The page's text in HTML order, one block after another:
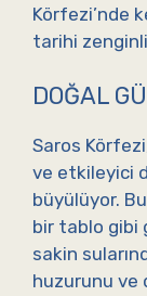
Körfezi’nde
tarihi
DOĞAL
Saros
ve etkileyici
büyülüyor.
bir tablo gibi
sakin
huzurunu ve